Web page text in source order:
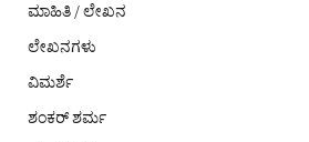
ಮಾಹಿತಿ / ಲೇಖನ
ಲೇಖನಗಳು
ವಿಮರ್ಶೆ
ಶಂಕರ್ ಶರ್ಮ